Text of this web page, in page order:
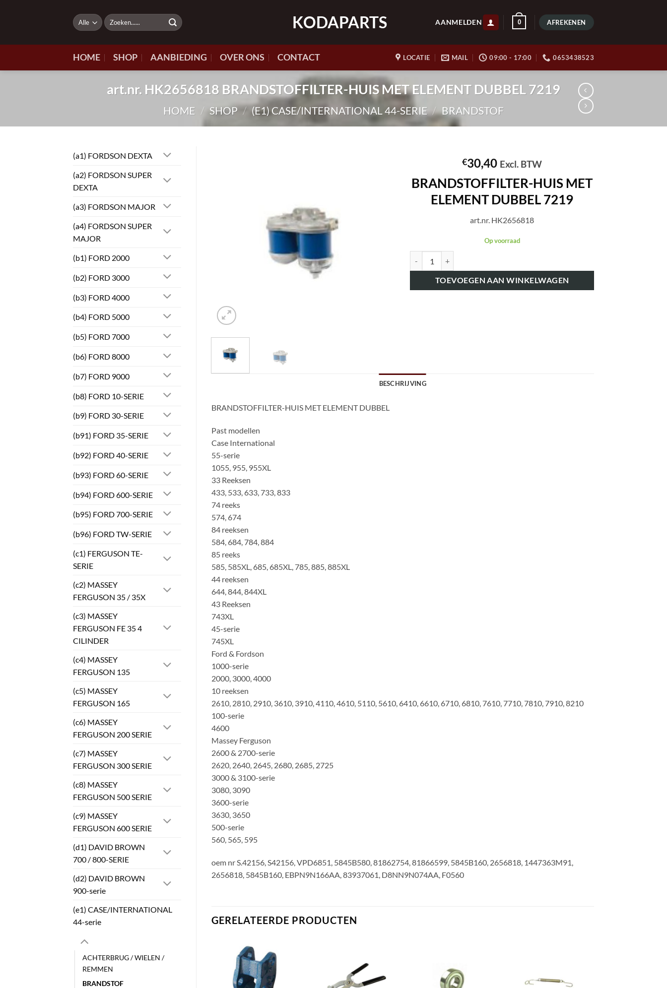
KODAPARTS
Zoeken
naar:
AANMELDEN 0 AFREKENEN
HOME SHOP AANBIEDING OVER ONS CONTACT LOCATIE MAIL 09:00 - 17:00 0653438523
art.nr. HK2656818 BRANDSTOFFILTER-HUIS MET ELEMENT DUBBEL 7219
HOME / SHOP / (E1) CASE/INTERNATIONAL 44-SERIE / BRANDSTOF
(a1) FORDSON DEXTA
(a2) FORDSON SUPER
DEXTA
(a3) FORDSON MAJOR
(a4) FORDSON SUPER
MAJOR
(b1) FORD 2000
(b2) FORD 3000
(b3) FORD 4000
(b4) FORD 5000
(b5) FORD 7000
(b6) FORD 8000
(b7) FORD 9000
(b8) FORD 10-SERIE
(b9) FORD 30-SERIE
(b91) FORD 35-SERIE
(b92) FORD 40-SERIE
(b93) FORD 60-SERIE
(b94) FORD 600-SERIE
(b95) FORD 700-SERIE
(b96) FORD TW-SERIE
(c1) FERGUSON TE-
SERIE
(c2) MASSEY
FERGUSON 35 / 35X
(c3) MASSEY
FERGUSON FE 35 4
CILINDER
(c4) MASSEY
FERGUSON 135
(c5) MASSEY
FERGUSON 165
(c6) MASSEY
FERGUSON 200 SERIE
(c7) MASSEY
FERGUSON 300 SERIE
(c8) MASSEY
FERGUSON 500 SERIE
(c9) MASSEY
FERGUSON 600 SERIE
(d1) DAVID BROWN
700 / 800-SERIE
(d2) DAVID BROWN
900-serie
(e1) CASE/INTERNATIONAL
44-serie
ACHTERBRUG / WIELEN /
REMMEN
BRANDSTOF
€30,40 Excl. BTW
BRANDSTOFFILTER-HUIS MET
ELEMENT DUBBEL 7219
art.nr. HK2656818
Op voorraad
TOEVOEGEN AAN WINKELWAGEN
BESCHRIJVING
BRANDSTOFFILTER-HUIS MET ELEMENT DUBBEL
Past modellen
Case International
55-serie
1055, 955, 955XL
33 Reeksen
433, 533, 633, 733, 833
74 reeks
574, 674
84 reeksen
584, 684, 784, 884
85 reeks
585, 585XL, 685, 685XL, 785, 885, 885XL
44 reeksen
644, 844, 844XL
43 Reeksen
743XL
45-serie
745XL
Ford & Fordson
1000-serie
2000, 3000, 4000
10 reeksen
2610, 2810, 2910, 3610, 3910, 4110, 4610, 5110, 5610, 6410, 6610, 6710, 6810, 7610, 7710, 7810, 7910, 8210
100-serie
4600
Massey Ferguson
2600 & 2700-serie
2620, 2640, 2645, 2680, 2685, 2725
3000 & 3100-serie
3080, 3090
3600-serie
3630, 3650
500-serie
560, 565, 595
oem nr S.42156, S42156, VPD6851, 5845B580, 81862754, 81866599, 5845B160, 2656818, 1447363M91,
2656818, 5845B160, EBPN9N166AA, 83937061, D8NN9N074AA, F0560
GERELATEERDE PRODUCTEN